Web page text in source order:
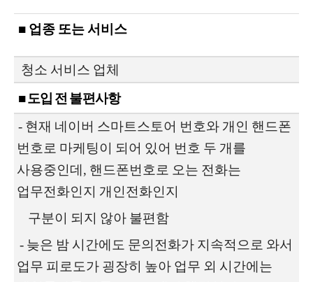
■ 업종 또는 서비스
청소 서비스 업체
■ 도입 전 불편사항
- 현재 네이버 스마트스토어 번호와 개인 핸드폰
번호로 마케팅이 되어 있어 번호 두 개를
사용중인데, 핸드폰번호로 오는 전화는
업무전화인지 개인전화인지
구분이 되지 않아 불편함
- 늦은 밤 시간에도 문의전화가 지속적으로 와서
업무 피로도가 굉장히 높아 업무 외 시간에는